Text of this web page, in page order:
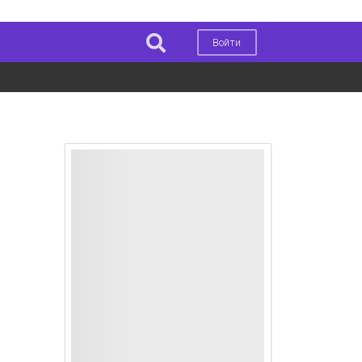
Войти